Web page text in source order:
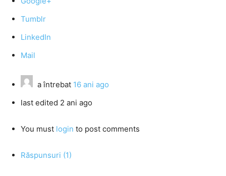
Tumblr
LinkedIn
Mail
a întrebat 16 ani ago
last edited 2 ani ago
You must login to post comments
Răspunsuri (1)